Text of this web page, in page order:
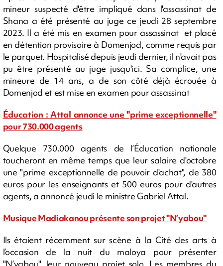
mineur suspecté d'être impliqué dans l'assassinat de
Shana a été présenté au juge ce jeudi 28 septembre
2023. Il a été mis en examen pour assassinat et placé
en détention provisoire à Domenjod, comme requis par
le parquet. Hospitalisé depuis jeudi dernier, il n'avait pas
pu être présenté au juge jusqu'ici. Sa complice, une
mineure de 14 ans, a de son côté déjà écrouée à
Domenjod et est mise en examen pour assassinat
Éducation : Attal annonce une "prime exceptionnelle"
pour 730.000 agents
Quelque 730.000 agents de l’Éducation nationale
toucheront en même temps que leur salaire d'octobre
une "prime exceptionnelle de pouvoir d'achat", de 380
euros pour les enseignants et 500 euros pour d'autres
agents, a annoncé jeudi le ministre Gabriel Attal.
Musique Madiakanou présente son projet "N’yabou"
Ils étaient récemment sur scène à la Cité des arts à
l’occasion de la nuit du maloya pour présenter
"N’yabou", leur nouveau projet solo. Les membres du